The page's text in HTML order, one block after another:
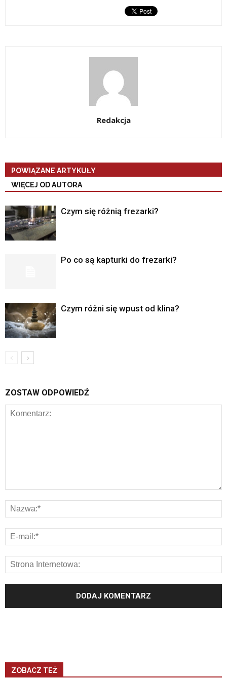
Redakcja
POWIĄZANE ARTYKUŁY
WIĘCEJ OD AUTORA
Czym się różnią frezarki?
Po co są kapturki do frezarki?
Czym różni się wpust od klina?
ZOSTAW ODPOWIEDŹ
ZOBACZ TEŻ